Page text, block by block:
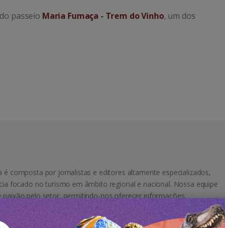
passeio Maria Fumaça - Trem do Vinho, um dos
é composta por jornalistas e editores altamente especializados,
focado no turismo em âmbito regional e nacional. Nossa equipe
pelo setor, permitindo-nos oferecer informações
leitores. Estamos comprometidos em proporcionar uma perspectiva
experiências, com o objetivo de inspirar e guiar viajantes em suas